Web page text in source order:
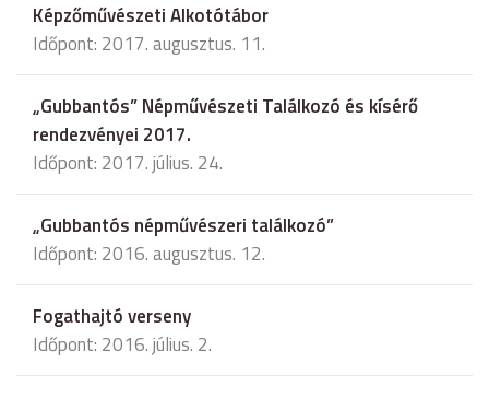
Képzőművészeti Alkotótábor
Időpont: 2017. augusztus. 11.
„Gubbantós” Népművészeti Találkozó és kísérő
rendezvényei 2017.
Időpont: 2017. július. 24.
„Gubbantós népművészeri találkozó”
Időpont: 2016. augusztus. 12.
Fogathajtó verseny
Időpont: 2016. július. 2.